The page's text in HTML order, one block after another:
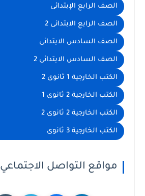
الصف الرابع الإبتدائى
الصف الرابع الابتدائى 2
الصف السادس الابتدائى
الصف السادس الابتدائى 2
الكتب الخارجية 1 ثانوى 2
الكتب الخارجية 2 ثانوى 1
الكتب الخارجية 2 ثانوى 2
الكتب الخارجية 3 ثانوى
مواقع التواصل الاجتماعي